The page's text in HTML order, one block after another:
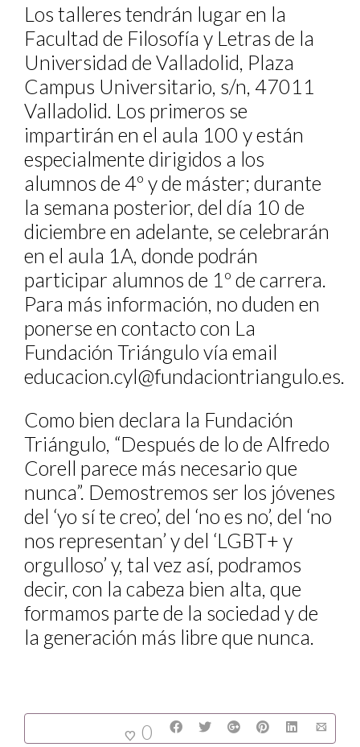
Los talleres tendrán lugar en la
Facultad de Filosofía y Letras de la
Universidad de Valladolid, Plaza
Campus Universitario, s/n, 47011
Valladolid. Los primeros se
impartirán en el aula 100 y están
especialmente dirigidos a los
alumnos de 4º y de máster; durante
la semana posterior, del día 10 de
diciembre en adelante, se celebrarán
en el aula 1A, donde podrán
participar alumnos de 1º de carrera.
Para más información, no duden en
ponerse en contacto con La
Fundación Triángulo vía email
educacion.cyl@fundaciontriangulo.es.
Como bien declara la Fundación
Triángulo, “Después de lo de Alfredo
Corell parece más necesario que
nunca”. Demostremos ser los jóvenes
del ‘yo sí te creo’, del ‘no es no’, del ‘no
nos representan’ y del ‘LGBT+ y
orgulloso’ y, tal vez así, podramos
decir, con la cabeza bien alta, que
formamos parte de la sociedad y de
la generación más libre que nunca.
0